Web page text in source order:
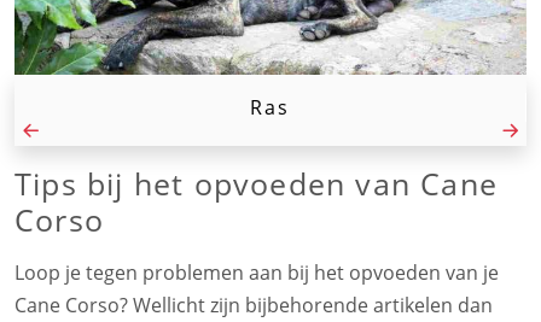
Ras
Tips bij het opvoeden van Cane
Corso
Loop je tegen problemen aan bij het opvoeden van je
Cane Corso? Wellicht zijn bijbehorende artikelen dan